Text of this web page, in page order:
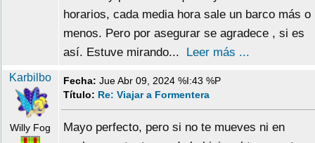
horarios, cada media hora sale un barco más o
menos. Pero por asegurar se agradece , si es
así. Estuve mirando... Leer más ...
Karbilbo
Willy Fog
Fecha: Jue Abr 09, 2024 %I:43 %P
Título: Re: Viajar a Formentera
Mayo perfecto, pero si no te mueves ni en